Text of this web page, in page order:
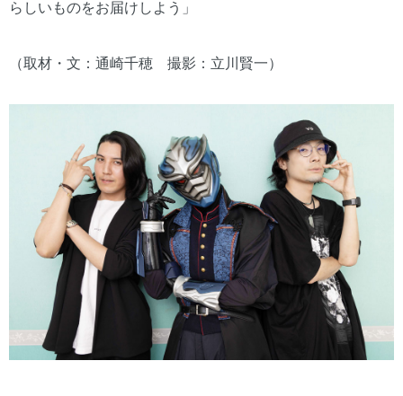
らしいものをお届けしよう」
（取材・文：通崎千穂 撮影：立川賢一）